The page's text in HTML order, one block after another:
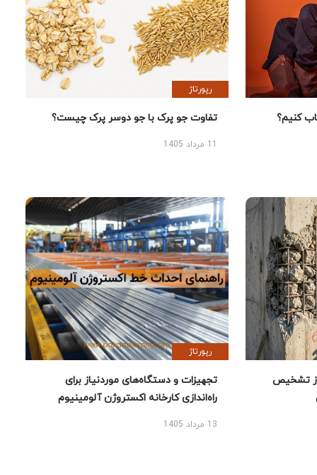
کنیم؟
رپورتاژ
تفاوت جو پرک با جو دوسر پرک چیست؟
تشخیص
رپورتاژ
تجهیزات و دستگاه‌های موردنیاز برای
راه‌اندازی کارخانه اکستروژن آلومینیوم
13 مرداد 1405